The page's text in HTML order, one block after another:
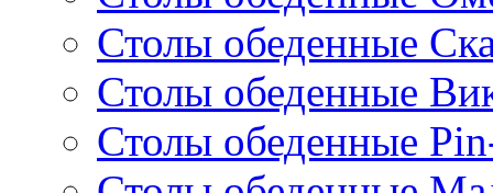
Столы обеденные
Столы обеденные
Столы обеденные